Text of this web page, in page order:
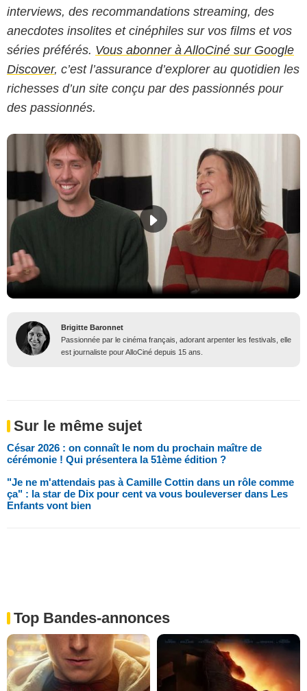
interviews, des recommandations streaming, des
anecdotes insolites et cinéphiles sur vos films et vos
séries préférés. Vous abonner à AlloCiné sur Google
Discover, c’est l’assurance d’explorer au quotidien les
richesses d’un site conçu par des passionnés pour
des passionnés.
Brigitte Baronnet
Passionnée par le cinéma français, adorant arpenter les festivals, elle
est journaliste pour AlloCiné depuis 15 ans.
Sur le même sujet
César 2026 : on connaît le nom du prochain maître de
cérémonie ! Qui présentera la 51ème édition ?
"Je ne m'attendais pas à Camille Cottin dans un rôle comme
ça" : la star de Dix pour cent va vous bouleverser dans Les
Enfants vont bien
Top Bandes-annonces